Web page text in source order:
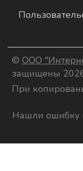
© ООО
защищены
При
Нашли ошибку